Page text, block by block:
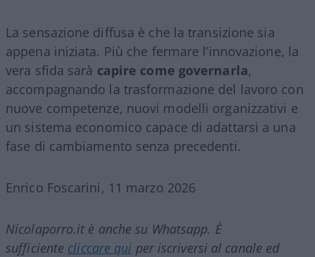
La sensazione diffusa è che la transizione sia
appena iniziata. Più che fermare l’innovazione, la
vera sfida sarà capire come governarla,
accompagnando la trasformazione del lavoro con
nuove competenze, nuovi modelli organizzativi e
un sistema economico capace di adattarsi a una
fase di cambiamento senza precedenti.
Enrico Foscarini, 11 marzo 2026
Nicolaporro.it è anche su Whatsapp. È
sufficiente cliccare qui per iscriversi al canale ed